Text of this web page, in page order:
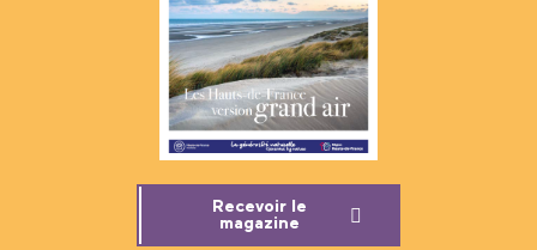
Recevoir le
magazine